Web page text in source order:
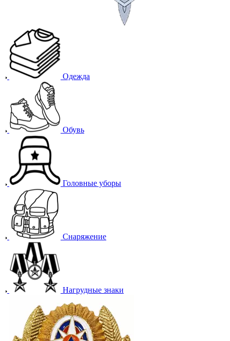
Одежда
Обувь
Головные уборы
Снаряжение
Нагрудные знаки